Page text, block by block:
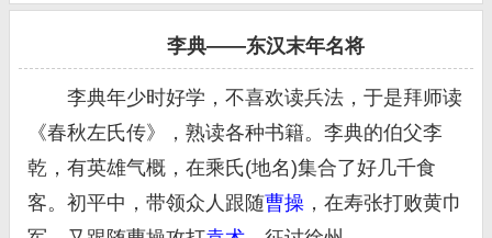
李典——东汉末年名将
李典年少时好学，不喜欢读兵法，于是拜师读
《春秋左氏传》，熟读各种书籍。李典的伯父李
乾，有英雄气概，在乘氏(地名)集合了好几千食
客。初平中，带领众人跟随曹操 ，在寿张打败黄巾